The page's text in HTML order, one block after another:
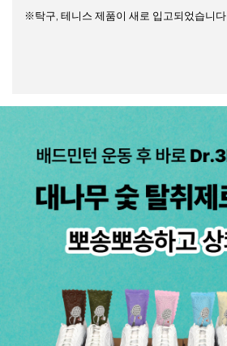
※탁구, 테니스 제품이 새로 입고되었습니다